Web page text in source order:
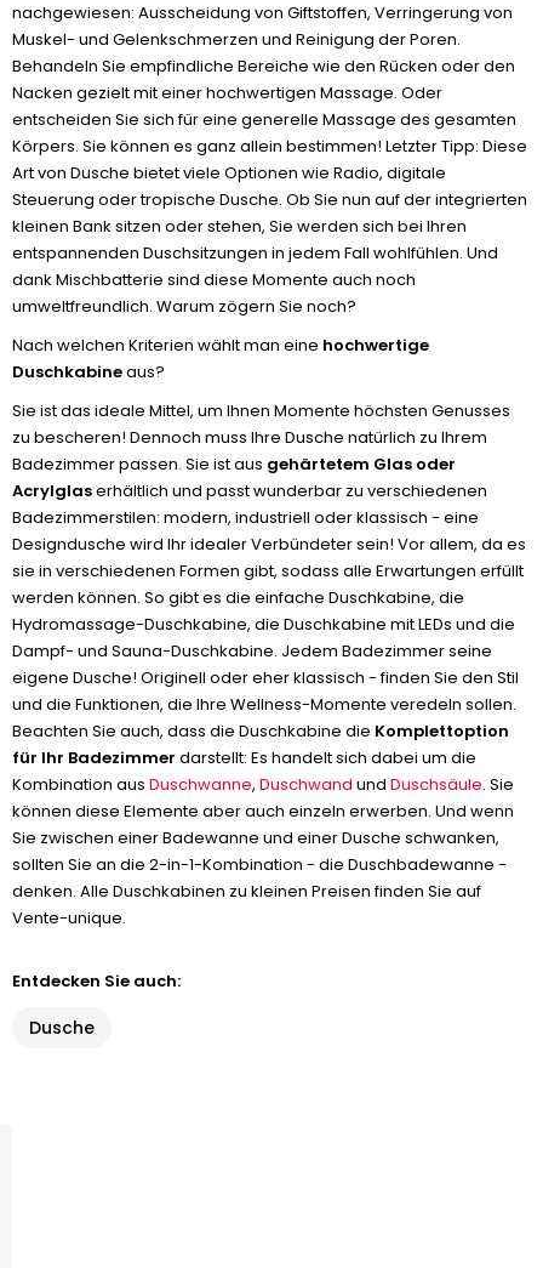
nachgewiesen: Ausscheidung von Giftstoffen, Verringerung von
Muskel- und Gelenkschmerzen und Reinigung der Poren.
Behandeln Sie empfindliche Bereiche wie den Rücken oder den
Nacken gezielt mit einer hochwertigen Massage. Oder
entscheiden Sie sich für eine generelle Massage des gesamten
Körpers. Sie können es ganz allein bestimmen! Letzter Tipp: Diese
Art von Dusche bietet viele Optionen wie Radio, digitale
Steuerung oder tropische Dusche. Ob Sie nun auf der integrierten
kleinen Bank sitzen oder stehen, Sie werden sich bei Ihren
entspannenden Duschsitzungen in jedem Fall wohlfühlen. Und
dank Mischbatterie sind diese Momente auch noch
umweltfreundlich. Warum zögern Sie noch?
Nach welchen Kriterien wählt man eine hochwertige
Duschkabineaus?
Sie ist das ideale Mittel, um Ihnen Momente höchsten Genusses
zu bescheren! Dennoch muss Ihre Dusche natürlich zu Ihrem
Badezimmer passen. Sie ist aus gehärtetem Glas oder
Acrylglaserhältlich und passt wunderbar zu verschiedenen
Badezimmerstilen: modern, industriell oder klassisch - eine
Designdusche wird Ihr idealer Verbündeter sein! Vor allem, da es
sie in verschiedenen Formen gibt, sodass alle Erwartungen erfüllt
werden können. So gibt es die einfache Duschkabine, die
Hydromassage-Duschkabine, die Duschkabine mit LEDs und die
Dampf- und Sauna-Duschkabine. Jedem Badezimmer seine
eigene Dusche! Originell oder eher klassisch - finden Sie den Stil
und die Funktionen, die Ihre Wellness-Momente veredeln sollen.
Beachten Sie auch, dass die Duschkabine die Komplettoption
für Ihr Badezimmer darstellt: Es handelt sich dabei um die
Kombination aus Duschwanne, Duschwand und Duschsäule. Sie
können diese Elemente aber auch einzeln erwerben. Und wenn
Sie zwischen einer Badewanne und einer Dusche schwanken,
sollten Sie an die 2-in-1-Kombination - die Duschbadewanne -
denken. Alle Duschkabinen zu kleinen Preisen finden Sie auf
Vente-unique.
Entdecken Sie auch:
Dusche